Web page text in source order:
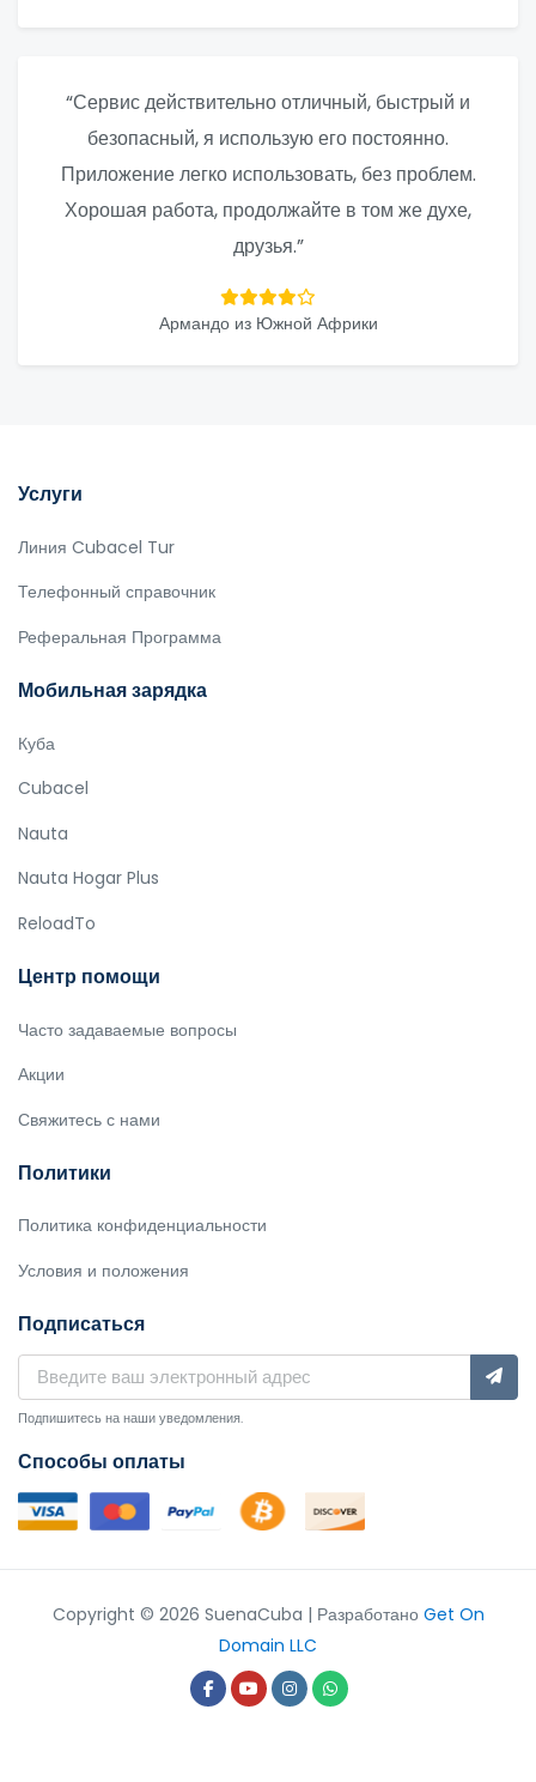
“Сервис действительно отличный, быстрый и
безопасный, я использую его постоянно.
Приложение легко использовать, без проблем.
Хорошая работа, продолжайте в том же духе,
друзья.”
Армандо из Южной Африки
Услуги
Линия Cubacel Tur
Телефонный справочник
Реферальная Программа
Мобильная зарядка
Куба
Cubacel
Nauta
Nauta Hogar Plus
ReloadTo
Центр помощи
Часто задаваемые вопросы
Акции
Свяжитесь с нами
Политики
Политика конфиденциальности
Условия и положения
Подписаться
Подпишитесь на наши уведомления.
Способы оплаты
Copyright © 2026 SuenaCuba | Разработано Get On
Domain LLC